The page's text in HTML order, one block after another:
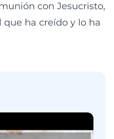
con Jesucristo,
ha creído y lo ha